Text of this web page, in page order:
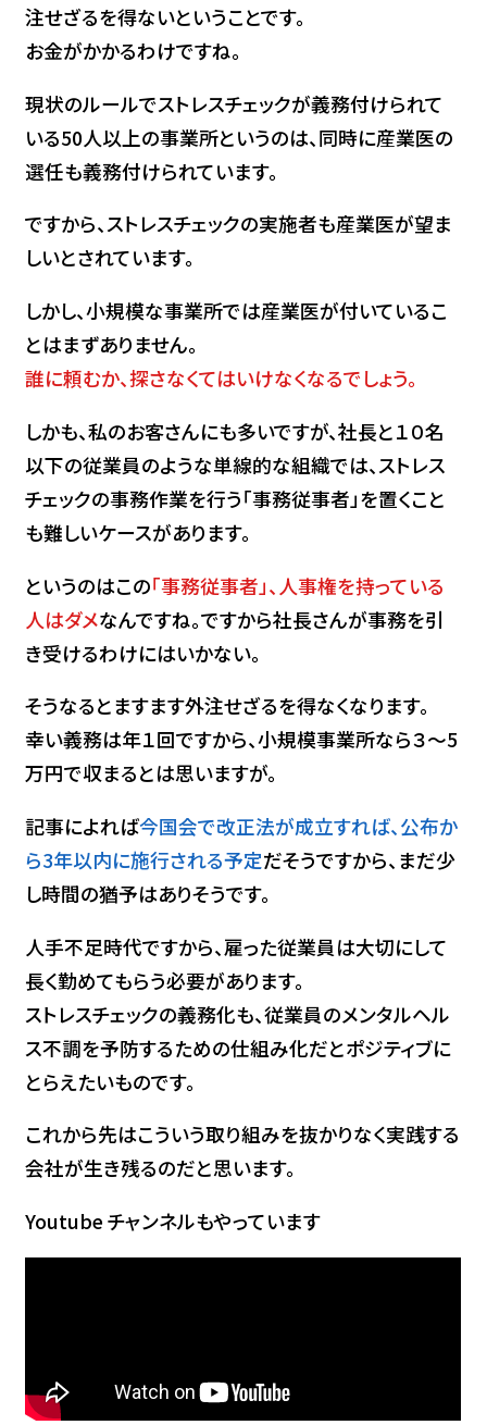
注せざるを得ないということです。
お金がかかるわけですね。
現状のルールでストレスチェックが義務付けられて
いる50人以上の事業所というのは、同時に産業医の
選任も義務付けられています。
ですから、ストレスチェックの実施者も産業医が望ま
しいとされています。
しかし、小規模な事業所では産業医が付いているこ
とはまずありません。
誰に頼むか、探さなくてはいけなくなるでしょう。
しかも、私のお客さんにも多いですが、社長と１０名
以下の従業員のような単線的な組織では、ストレス
チェックの事務作業を行う「事務従事者」を置くこと
も難しいケースがあります。
というのはこの「事務従事者」、人事権を持っている
人はダメなんですね。ですから社長さんが事務を引
き受けるわけにはいかない。
そうなるとますます外注せざるを得なくなります。
幸い義務は年１回ですから、小規模事業所なら３～5
万円で収まるとは思いますが。
記事によれば今国会で改正法が成立すれば、公布か
ら3年以内に施行される予定だそうですから、まだ少
し時間の猶予はありそうです。
人手不足時代ですから、雇った従業員は大切にして
長く勤めてもらう必要があります。
ストレスチェックの義務化も、従業員のメンタルヘル
ス不調を予防するための仕組み化だとポジティブに
とらえたいものです。
これから先はこういう取り組みを抜かりなく実践する
会社が生き残るのだと思います。
Youtube チャンネルもやっています